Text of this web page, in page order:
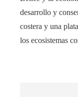
desarrollo y
costera y una
los ecosistemas